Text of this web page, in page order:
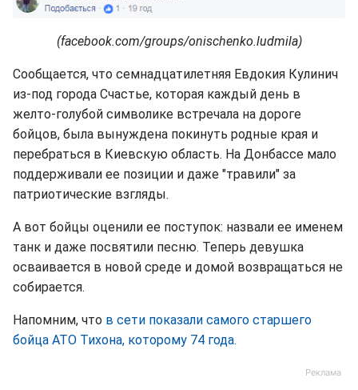
(facebook.com/groups/onischenko.ludmila)
Сообщается, что семнадцатилетняя Евдокия Кулинич
из-под города Счастье, которая каждый день в
желто-голубой символике встречала на дороге
бойцов, была вынуждена покинуть родные края и
перебраться в Киевскую область. На Донбассе мало
поддерживали ее позиции и даже "травили" за
патриотические взгляды.
А вот бойцы оценили ее поступок: назвали ее именем
танк и даже посвятили песню. Теперь девушка
осваивается в новой среде и домой возвращаться не
собирается.
Напомним, что в сети показали самого старшего
бойца АТО Тихона, которому 74 года.